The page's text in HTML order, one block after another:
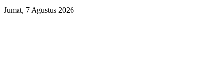
Jumat, 7 Agustus 2026